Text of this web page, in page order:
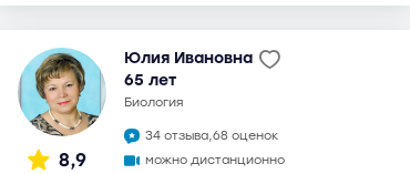
8,9
Юлия Ивановна
65 лет
биология
34 отзыва,68 оценок
можно дистанционно